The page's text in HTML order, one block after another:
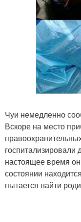
Чуи немедленно
Вскоре на место
настоящее время
состоянии
пытается найти